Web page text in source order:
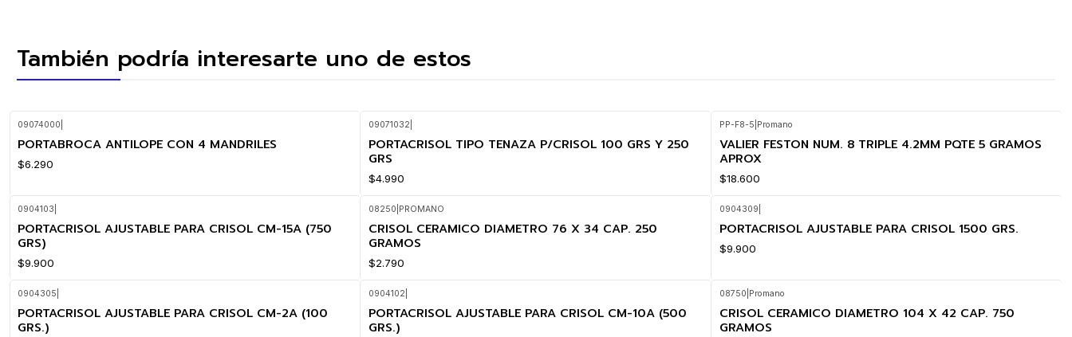
También podría interesarte uno de estos
09074000
PORTABROCA ANTILOPE CON 4 MANDRILES
$6.290
09071032
PORTACRISOL TIPO TENAZA P/CRISOL 100 GRS Y 250
GRS
$4.990
PP-F8-5 Promano
VALIER FESTON NUM. 8 TRIPLE 4.2MM PQTE 5 GRAMOS
APROX
$18.600
0904103
PORTACRISOL AJUSTABLE PARA CRISOL CM-15A (750
GRS)
$9.900
08250 PROMANO
CRISOL CERAMICO DIAMETRO 76 X 34 CAP. 250
GRAMOS
$2.790
0904309
PORTACRISOL AJUSTABLE PARA CRISOL 1500 GRS.
$9.900
0904305
PORTACRISOL AJUSTABLE PARA CRISOL CM-2A (100
GRS.)
0904102
PORTACRISOL AJUSTABLE PARA CRISOL CM-10A (500
GRS.)
08750 Promano
CRISOL CERAMICO DIAMETRO 104 X 42 CAP. 750
GRAMOS